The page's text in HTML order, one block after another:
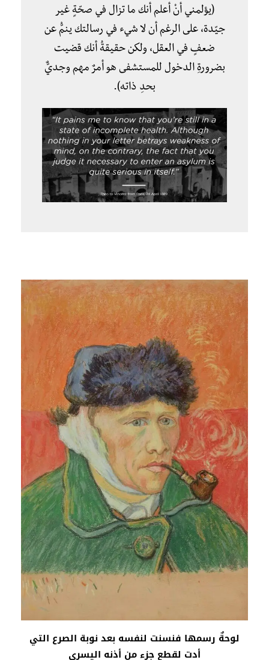
(يؤلمني أنْ أعلم أنك ما تزال في صحّةٍ غير
جيّدة، على الرغم أن لا شيء في رسالتك ينمُّ عن
ضعفٍ في العقل، ولكن حقيقةُ أنك قضيت
بضرورةِ الدخول للمستشفى هو أمرٌ مهم وجديٌّ
بحدِ ذاته).
لوحةٌ رسمها فنسنت لنفسه بعد نوبة الصرع التي
أدت لقطع جزء من أذنه اليسرى